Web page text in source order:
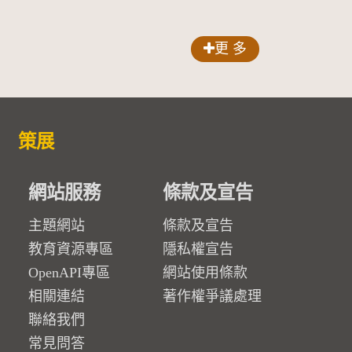
更 多
策展
網站服務
主題網站
教育資源專區
OpenAPI專區
相關連結
聯絡我們
常見問答
條款及宣告
條款及宣告
隱私權宣告
網站使用條款
著作權爭議處理